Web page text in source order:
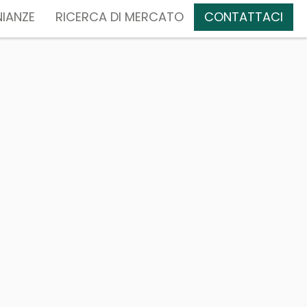
RICERCA DI MERCATO CONTATTACI